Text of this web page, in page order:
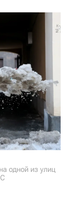
одной из улиц